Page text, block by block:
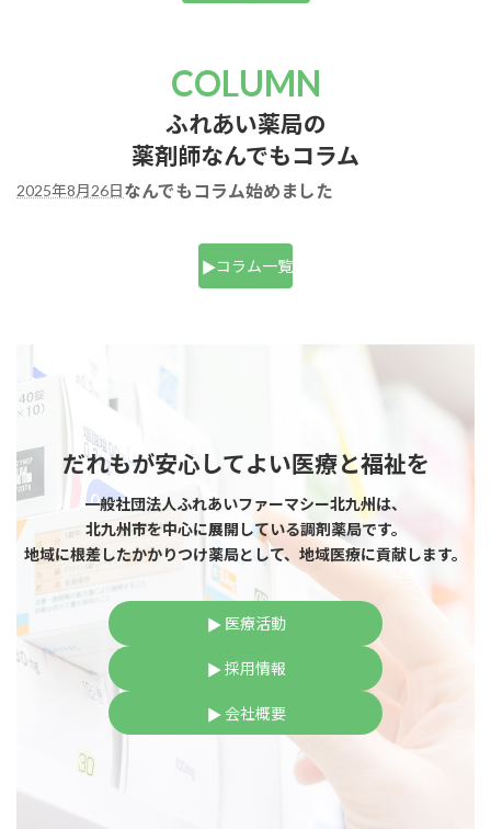
COLUMN
ふれあい薬局の
薬剤師なんでもコラム
2025年8月26日なんでもコラム始めました
コラム一覧
だれもが安心してよい医療と福祉を
一般社団法人ふれあいファーマシー北九州は、
北九州市を中心に展開している調剤薬局です。
地域に根差したかかりつけ薬局として、地域医療に貢献します。
医療活動
採用情報
会社概要